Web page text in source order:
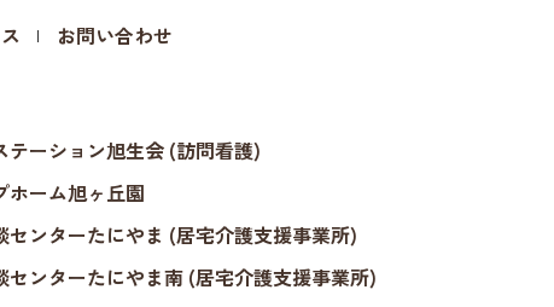
お問い合わせ
テーション旭生会 (訪問看護)
ホーム旭ヶ丘園
センターたにやま (居宅介護支援事業所)
センターたにやま南 (居宅介護支援事業所)